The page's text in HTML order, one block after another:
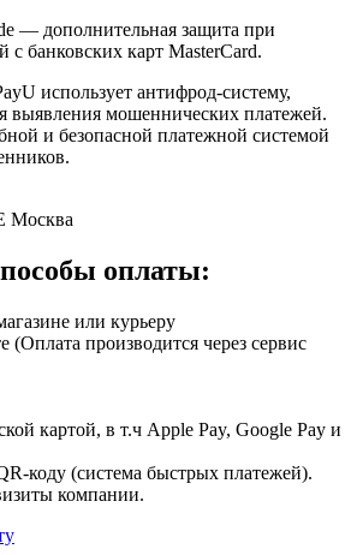
— дополнительная защита при
с банковских карт MasterCard.
использует антифрод-систему,
выявления мошеннических платежей.
и безопасной платежной системой
Москва
оплаты:
или курьеру
(Оплата производится через сервис
картой, в т.ч Apple Pay, Google Pay и
коду (система быстрых платежей).
компании.